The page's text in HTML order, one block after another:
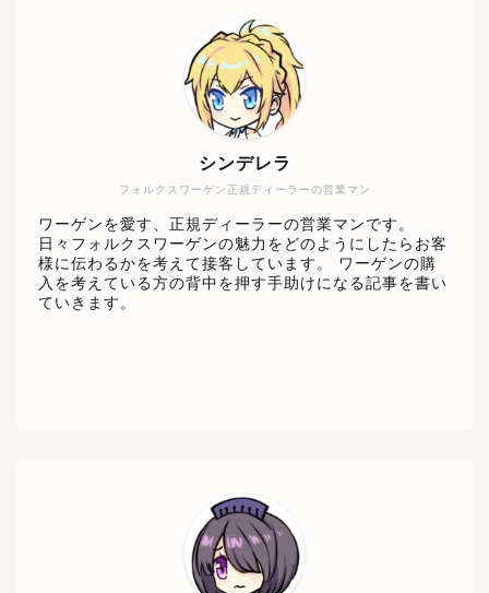
フォルクスワーゲン正規ディーラーの営業マン
シンデレラ
ワーゲンを愛す、正規ディーラーの営業マンです。
日々フォルクスワーゲンの魅力をどのようにしたらお客
様に伝わるかを考えて接客しています。 ワーゲンの購
入を考えている方の背中を押す手助けになる記事を書い
ていきます。